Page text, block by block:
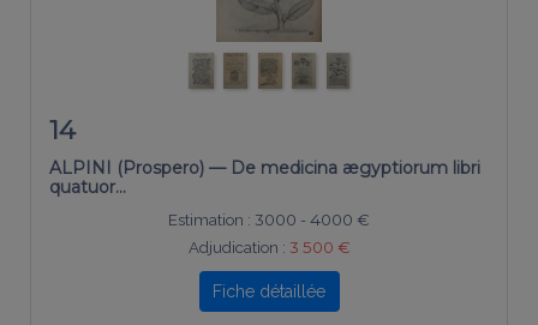
14
ALPINI (Prospero) — De medicina ægyptiorum libri
quatuor...
Estimation : 3000 - 4000 €
Adjudication : 3 500 €
Fiche détaillée